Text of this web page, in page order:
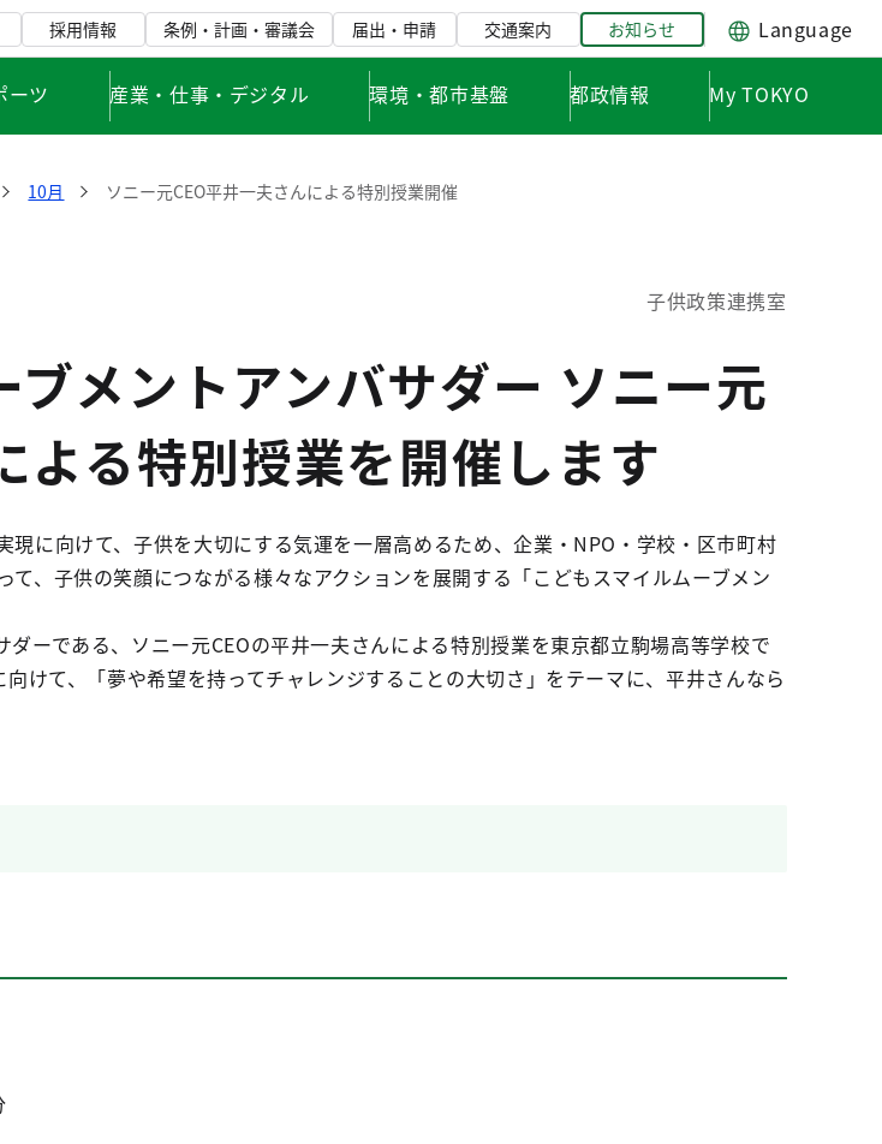
採用情報 条例・計画・審議会 届出・申請 交通案内 お知らせ Language
ーツ 産業・仕事・デジタル 環境・都市基盤 都政情報 My TOKYO
10月 ソニー元CEO平井一夫さんによる特別授業開催
子供政策連携室
ブメントアンバサダー ソニー元
よる特別授業を開催します
に向けて、子供を大切にする気運を一層高めるため、企業・NPO・学校・区市町村
、子供の笑顔につながる様々なアクションを展開する「こどもスマイルムーブメン
ーである、ソニー元CEOの平井一夫さんによる特別授業を東京都立駒場高等学校で
けて、「夢や希望を持ってチャレンジすることの大切さ」をテーマに、平井さんなら